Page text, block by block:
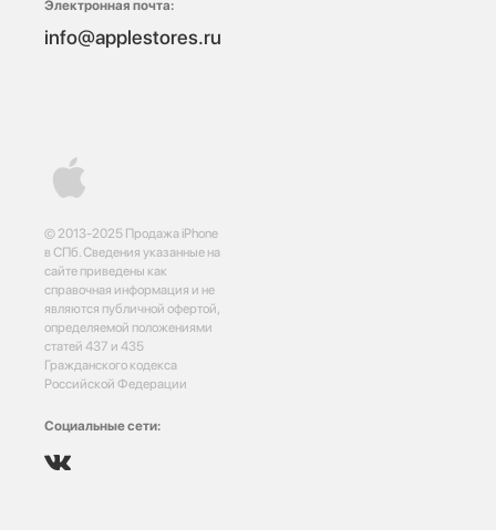
© 2013-2025 Продажа iPhone
в СПб. Сведения указанные на
сайте приведены как
справочная информация и не
являются публичной офертой,
определяемой положениями
статей 437 и 435
Гражданского кодекса
Российской Федерации
Социальные сети:
Электронная почта:
info@applestores.ru